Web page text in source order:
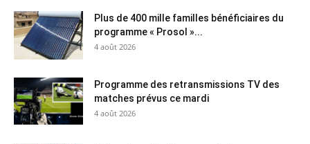
Plus de 400 mille familles bénéficiaires du
programme « Prosol »...
4 août 2026
Programme des retransmissions TV des
matches prévus ce mardi
4 août 2026